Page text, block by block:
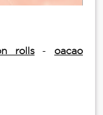
rolls- oacao